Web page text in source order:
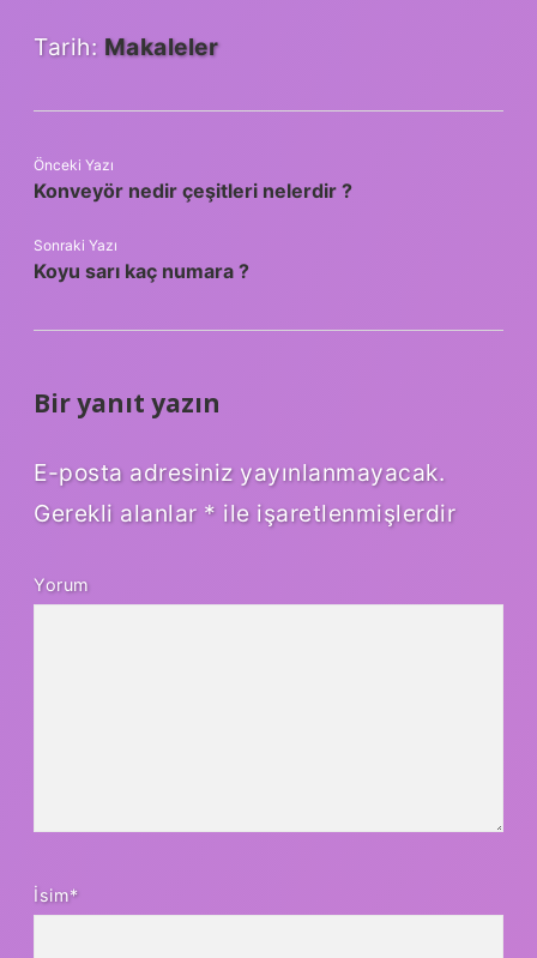
Tarih: Makaleler
Önceki Yazı
Konveyör nedir çeşitleri nelerdir ?
Sonraki Yazı
Koyu sarı kaç numara ?
Bir yanıt yazın
E-posta adresiniz yayınlanmayacak.
Gerekli alanlar * ile işaretlenmişlerdir
Yorum
İsim*